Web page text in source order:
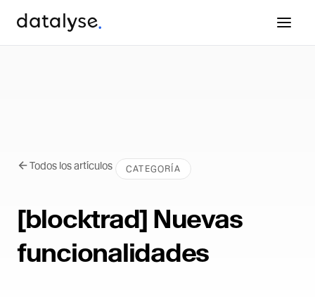
Todos los artículos CATEGORÍA
[blocktrad] Nuevas
funcionalidades